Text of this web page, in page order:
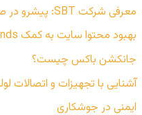
معرفی شرکت SBT: پیشرو در صنعت برق ایران
بهبود محتوا سایت به کمک Google Trends
جانکشن باکس چیست؟
آشنایی با تجهیزات و اتصالات
ایمنی در جوشکاری